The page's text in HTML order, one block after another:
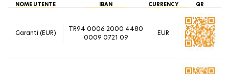
NOME UTENTE IBAN CURRENCY QR
Garanti (EUR)
TR94 0006 2000 4480
0009 0721 09
EUR